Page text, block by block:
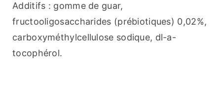
Additifs : gomme de guar,
fructooligosaccharides (prébiotiques) 0,02%,
carboxyméthylcellulose sodique, dl-a-
tocophérol.